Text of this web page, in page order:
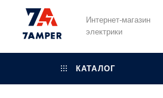
Интернет-магазин
электрики
КАТАЛОГ